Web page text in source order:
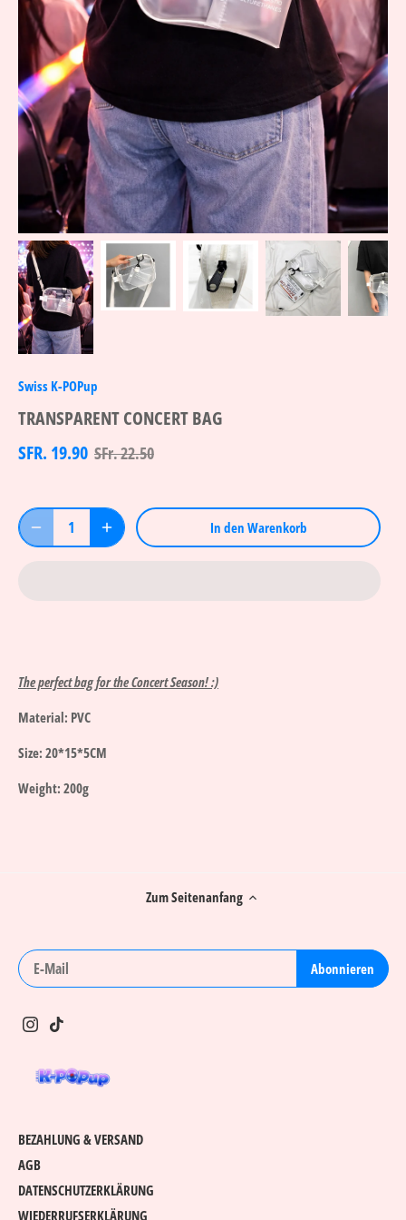
Swiss K-POPup
TRANSPARENT CONCERT BAG
SFR. 19.90 SFr. 22.50
In den Warenkorb
The perfect bag for the Concert Season! :)
Material: PVC
Size: 20*15*5CM
Weight: 200g
Zum Seitenanfang
BEZAHLUNG & VERSAND
AGB
DATENSCHUTZERKLÄRUNG
WIEDERRUFSERKLÄRUNG